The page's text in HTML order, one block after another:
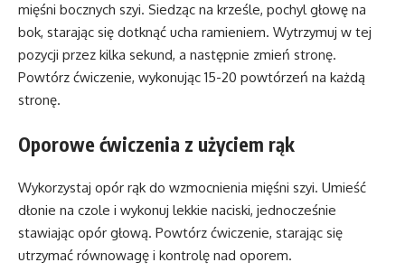
mięśni bocznych szyi. Siedząc na krześle, pochyl głowę na
bok, starając się dotknąć ucha ramieniem. Wytrzymuj w tej
pozycji przez kilka sekund, a następnie zmień stronę.
Powtórz ćwiczenie, wykonując 15-20 powtórzeń na każdą
stronę.
Oporowe ćwiczenia z użyciem rąk
Wykorzystaj opór rąk do wzmocnienia mięśni szyi. Umieść
dłonie na czole i wykonuj lekkie naciski, jednocześnie
stawiając opór głową. Powtórz ćwiczenie, starając się
utrzymać równowagę i kontrolę nad oporem.